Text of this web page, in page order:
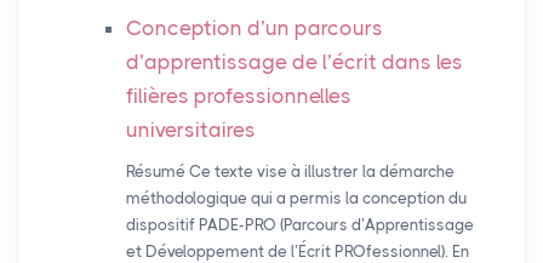
Conception d’un parcours
d’apprentissage de l’écrit dans les
filières professionnelles
universitaires
Résumé Ce texte vise à illustrer la démarche
méthodologique qui a permis la conception du
dispositif PADE-PRO (Parcours d’Apprentissage
et Développement de l’Écrit PROfessionnel). En